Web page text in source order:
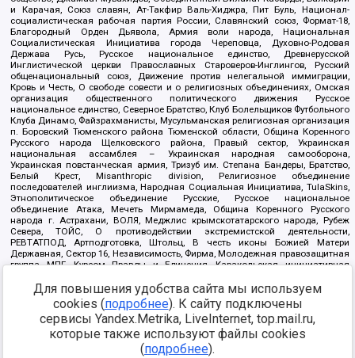
и Карачая, Союз славян, Ат-Такфир Валь-Хиджра, Пит Буль, Национал-
социалистическая рабочая партия России, Славянский союз, Формат-18,
Благородный Орден Дьявола, Армия воли народа, Национальная
Социалистическая Инициатива города Череповца, Духовно-Родовая
Держава Русь, Русское национальное единство, Древнерусской
Инглистической церкви Православных Староверов-Инглингов, Русский
общенациональный союз, Движение против нелегальной иммиграции,
Кровь и Честь, О свободе совести и о религиозных объединениях, Омская
организация общественного политического движения Русское
национальное единство, Северное Братство, Клуб Болельщиков Футбольного
Клуба Динамо, Файзрахманисты, Мусульманская религиозная организация
п. Боровский Тюменского района Тюменской области, Община Коренного
Русского народа Щелковского района, Правый сектор, Украинская
национальная ассамблея – Украинская народная самооборона,
Украинская повстанческая армия, Тризуб им. Степана Бандеры, Братство,
Белый Крест, Misanthropic division, Религиозное объединение
последователей инглиизма, Народная Социальная Инициатива, TulaSkins,
Этнополитическое объединение Русские, Русское национальное
объединение Атака, Мечеть Мирмамеда, Община Коренного Русского
народа г. Астрахани, ВОЛЯ, Меджлис крымскотатарского народа, Рубеж
Севера, ТОЙС, О противодействии экстремистской деятельности,
РЕВТАТПОД, Артподготовка, Штольц, В честь иконы Божией Матери
Державная, Сектор 16, Независимость, Фирма, Молодежная правозащитная
группа МПГ, Курсом Правды и Единения, Каракольская инициативная
Благотворительный пансионат Ак Умут, Русская республика Русь,
Арестантское уголовное единство, Башкорт, Нация и свобода, W.H.С., Фалунь
Дафа, Иртыш Ultras, Русский Патриотический клуб-Новокузнецк/РПК,
Сибирский державный союз, Фонд борьбы с коррупцией, Фонд защиты прав
граждан, Штабы Навального, Совет граждан СССР Прикубанского округа г.
Для повышения удобства сайта мы используем
cookies (подробнее). К сайту подключены
сервисы Yandex.Metrika, LiveInternet, top.mail.ru,
которые также используют файлы cookies
(подробнее).